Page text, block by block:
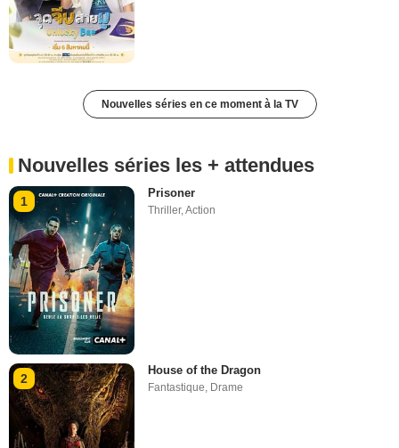
Nouvelles séries en ce moment à la TV
Nouvelles séries les + attendues
1
Prisoner
Thriller,Action
2
House of the Dragon
Fantastique Drame